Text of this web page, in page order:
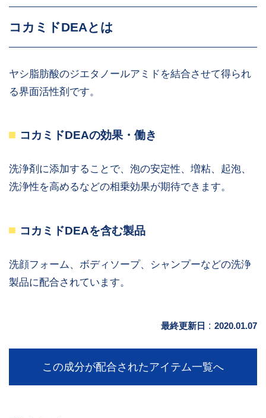
コカミドDEAとは
ヤシ脂肪酸のジエタノールアミドを結合させて得られ
る界面活性剤です。
コカミドDEAの効果・働き
洗浄剤に添加することで、泡の安定性、増粘、起泡、
洗浄性を高めるなどの相乗効果が期待できます。
コカミドDEAを含む製品
洗顔フォーム、ボディソープ、シャンプーなどの洗浄
製品に配合されています。
最終更新日 : 2020.01.07
この成分が配合されたアイテム一覧へ